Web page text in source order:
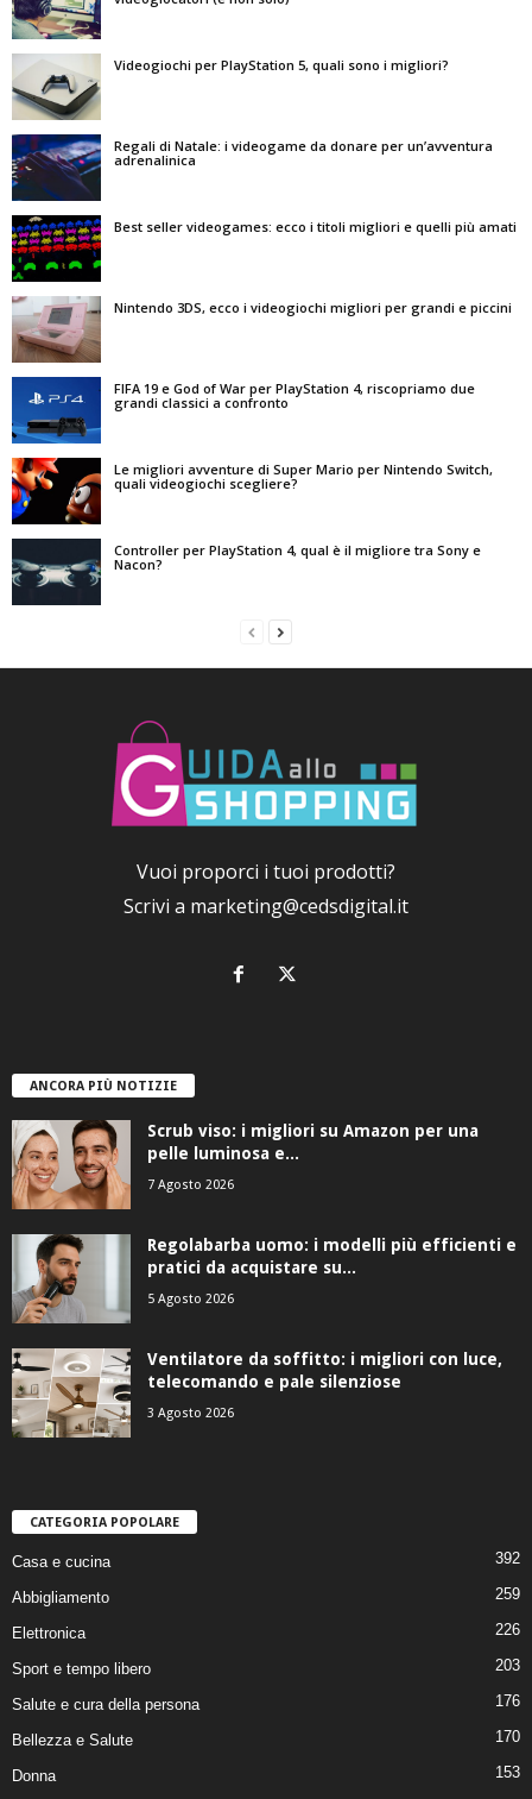
Videogiochi per PlayStation 5, quali sono i migliori?
Regali di Natale: i videogame da donare per un’avventura
adrenalinica
Best seller videogames: ecco i titoli migliori e quelli più amati
Nintendo 3DS, ecco i videogiochi migliori per grandi e piccini
FIFA 19 e God of War per PlayStation 4, riscopriamo due
grandi classici a confronto
Le migliori avventure di Super Mario per Nintendo Switch,
quali videogiochi scegliere?
Controller per PlayStation 4, qual è il migliore tra Sony e
Nacon?
Vuoi proporci i tuoi prodotti?
Scrivi a marketing@cedsdigital.it
ANCORA PIÙ NOTIZIE
Scrub viso: i migliori su Amazon per una
pelle luminosa e...
7 Agosto 2026
Regolabarba uomo: i modelli più efficienti e
pratici da acquistare su...
5 Agosto 2026
Ventilatore da soffitto: i migliori con luce,
telecomando e pale silenziose
3 Agosto 2026
CATEGORIA POPOLARE
Casa e cucina 392
Abbigliamento 259
Elettronica 226
Sport e tempo libero 203
Salute e cura della persona 176
Bellezza e Salute 170
Donna 153